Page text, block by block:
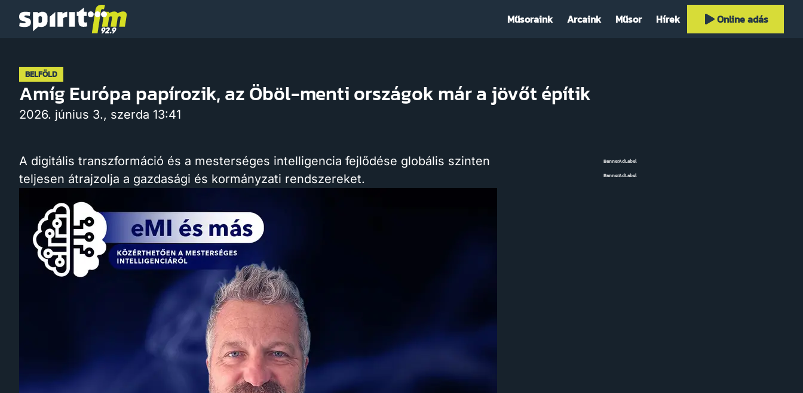
Műsoraink Arcaink Műsor Hírek Online adás
BELFÖLD
Amíg Európa papírozik, az Öböl-menti országok már a jövőt építik
2026. június 3., szerda 13:41
BannerAdLabel
BannerAdLabel
A digitális transzformáció és a mesterséges intelligencia fejlődése globális szinten
teljesen átrajzolja a gazdasági és kormányzati rendszereket.